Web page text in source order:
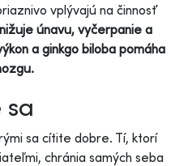
vplývajú na činnosť
únavu, vyčerpanie a
a ginkgo biloba pomáha
sa
sa cítite dobre. Tí, ktorí
chránia samých seba